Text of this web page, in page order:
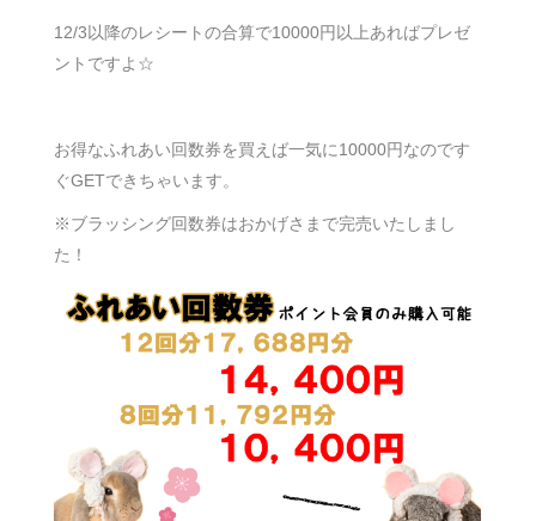
12/3以降のレシートの合算で10000円以上あればプレゼ
ントですよ☆
お得なふれあい回数券を買えば一気に10000円なのです
ぐGETできちゃいます。
※ブラッシング回数券はおかげさまで完売いたしまし
た！